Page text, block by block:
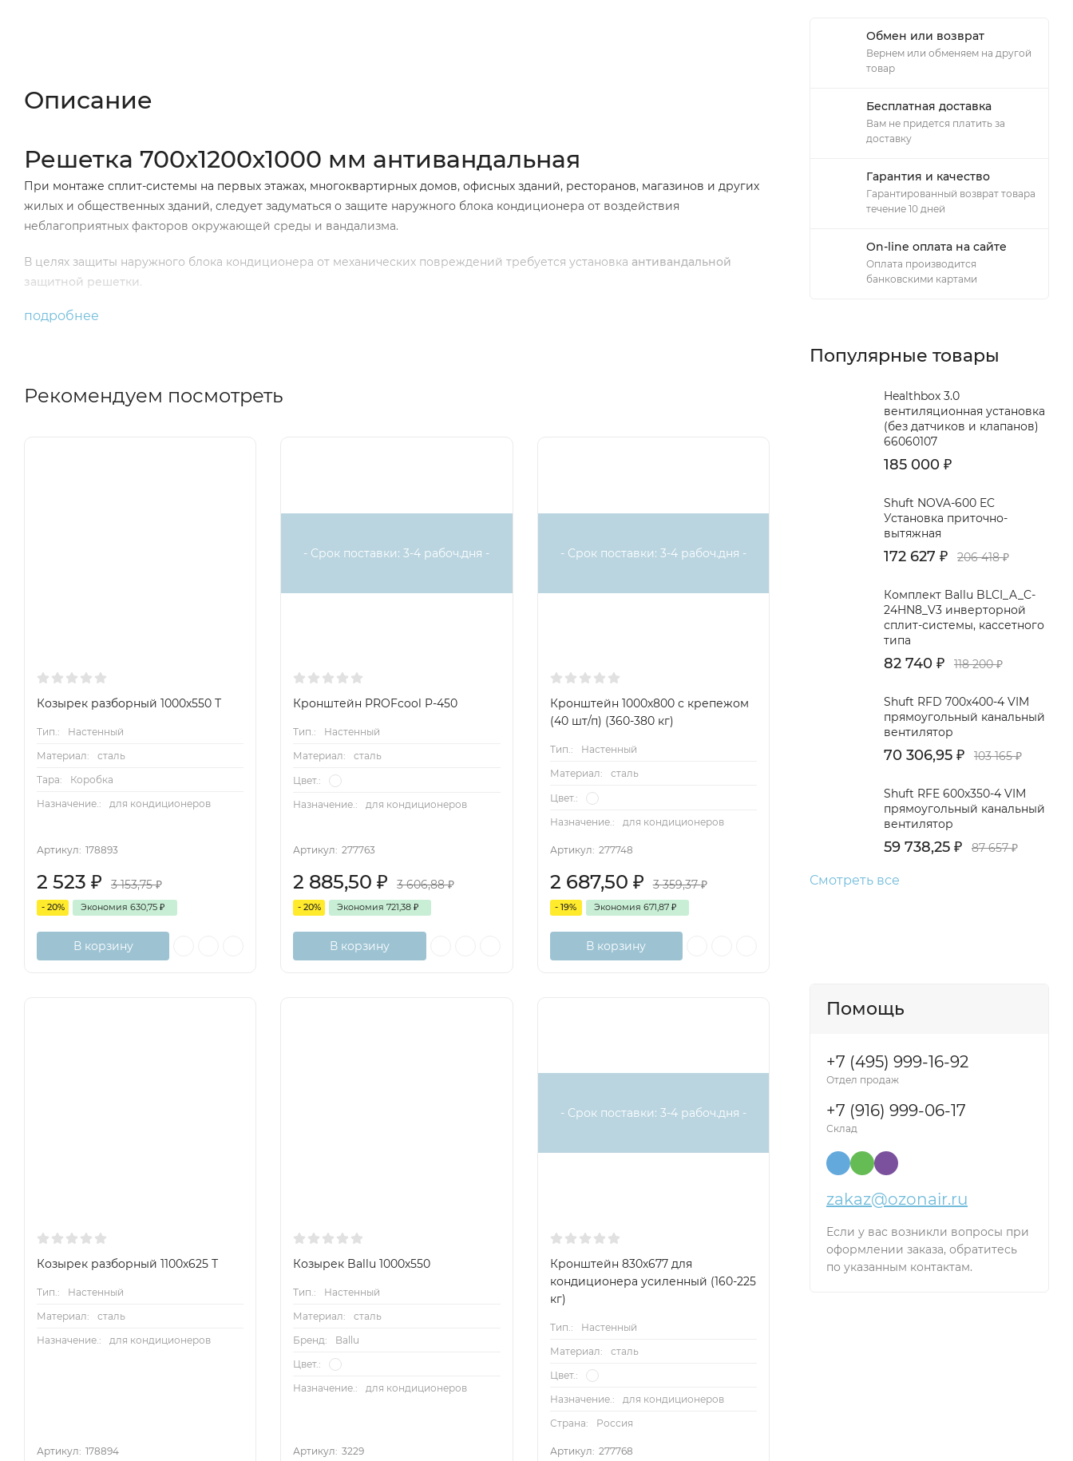
Описание
Решетка 700х1200х1000 мм антивандальная
При монтаже сплит-системы на первых этажах, многоквартирных домов, офисных зданий, ресторанов, магазинов и других
жилых и общественных зданий, следует задуматься о защите наружного блока кондиционера от воздействия
неблагоприятных факторов окружающей среды и вандализма.
В целях защиты наружного блока кондиционера от механических повреждений требуется установка антивандальной
защитной решетки.
В комплект антивандальной решетки для кондиционера входит:
для кондиционера не требуется специальных навыков, за исключением необходимости использования услуг альпиниста.
подробнее
Рекомендуем посмотреть
Козырек разборный 1000х550 Т
Тип.:
Настенный
Материал:
сталь
Тара:
Коробка
Назначение.:
для кондиционеров
Артикул: 178893
2 523 ₽ 3 153,75₽
- 20% Экономия 630,75 ₽
В корзину
- Срок поставки: 3-4 рабоч.дня -
Кронштейн PROFcool P-450
Тип.:
Настенный
Материал:
сталь
Цвет.:
Назначение.: для кондиционеров
Артикул: 277763
2 885,50₽ 3 606,88₽
- 20% Экономия721,38₽
В корзину
- Срок поставки: 3-4 рабоч.дня -
Кронштейн 1000х800 с крепежом
(40 шт/п) (360-380 кг)
Тип.:
Настенный
Материал:
сталь
Цвет.:
Назначение.: для кондиционеров
Артикул: 277748
2 687,50 ₽ 3 359,37₽
- 19% Экономия 671,87 ₽
В корзину
Козырек разборный 1100х625 Т
Тип.:
Настенный
Материал:
сталь
Назначение.:
для кондиционеров
Артикул: 178894
Козырек Ballu 1000х550
Тип.:
Настенный
Материал:
сталь
Бренд:
Ballu
Цвет.:
Назначение.: для кондиционеров
Артикул: 3229
- Срок поставки: 3-4 рабоч.дня -
Кронштейн 830х677 для
кондиционера усиленный (160-225
кг)
Тип.:
Настенный
Материал:
сталь
Цвет.:
Назначение.:
для кондиционеров
Страна:
Россия
Артикул: 277768
Обмен или возврат
Вернем или обменяем на другой
товар
Бесплатная доставка
Вам не придется платить за
доставку
Гарантия и качество
Гарантированный возврат товара
течение 10 дней
On-line оплата на сайте
Оплата производится
банковскими картами
Популярные товары
Healthbox 3.0
вентиляционная установка
(без датчиков и клапанов)
66060107
185 000 ₽
Shuft NOVA-600 EC
Установка приточно-
вытяжная
172 627 ₽ 206 418₽
Комплект Ballu BLCI_A_C-
24HN8_V3 инверторной
сплит-системы, кассетного
типа
82 740 ₽ 118 200₽
Shuft RFD 700x400-4 VIM
прямоугольный канальный
вентилятор
70 306,95 ₽ 103 165₽
Shuft RFE 600x350-4 VIM
прямоугольный канальный
вентилятор
59 738,25 ₽ 87 657₽
Смотреть все
Помощь
+7 (495) 999-16-92
Отдел продаж
+7 (916) 999-06-17
Склад
zakaz@ozonair.ru
Если у вас возникли вопросы при
оформлении заказа, обратитесь
по указанным контактам.